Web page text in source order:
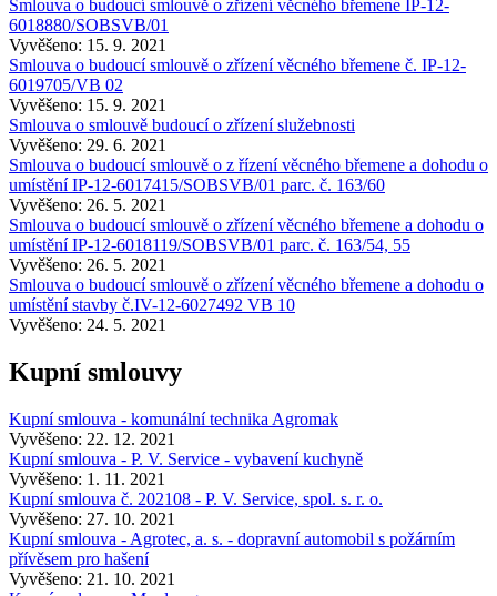
Smlouva o budoucí smlouvě o zřízení věcného břemene IP-12-
6018880/SOBSVB/01
Vyvěšeno: 15. 9. 2021
Smlouva o budoucí smlouvě o zřízení věcného břemene č. IP-12-
6019705/VB 02
Vyvěšeno: 15. 9. 2021
Smlouva o smlouvě budoucí o zřízení služebnosti
Vyvěšeno: 29. 6. 2021
Smlouva o budoucí smlouvě o z řízení věcného břemene a dohodu o
umístění IP-12-6017415/SOBSVB/01 parc. č. 163/60
Vyvěšeno: 26. 5. 2021
Smlouva o budoucí smlouvě o zřízení věcného břemene a dohodu o
umístění IP-12-6018119/SOBSVB/01 parc. č. 163/54, 55
Vyvěšeno: 26. 5. 2021
Smlouva o budoucí smlouvě o zřízení věcného břemene a dohodu o
umístění stavby č.IV-12-6027492 VB 10
Vyvěšeno: 24. 5. 2021
Kupní smlouvy
Kupní smlouva - komunální technika Agromak
Vyvěšeno: 22. 12. 2021
Kupní smlouva - P. V. Service - vybavení kuchyně
Vyvěšeno: 1. 11. 2021
Kupní smlouva č. 202108 - P. V. Service, spol. s. r. o.
Vyvěšeno: 27. 10. 2021
Kupní smlouva - Agrotec, a. s. - dopravní automobil s požárním
přívěsem pro hašení
Vyvěšeno: 21. 10. 2021